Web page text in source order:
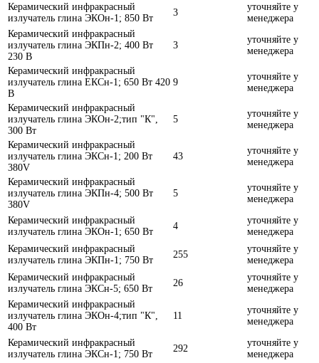
Керамический инфракрасный
излучатель глина ЭКОн-1; 850 Вт
3
уточняйте у
менеджера
Керамический инфракрасный
излучатель глина ЭКПн-2; 400 Вт
230 В
3
уточняйте у
менеджера
Керамический инфракрасный
излучатель глина ЕКСн-1; 650 Вт 420
В
9
уточняйте у
менеджера
Керамический инфракрасный
излучатель глина ЭКОн-2;тип "К",
300 Вт
5
уточняйте у
менеджера
Керамический инфракрасный
излучатель глина ЭКСн-1; 200 Вт
380V
43
уточняйте у
менеджера
Керамический инфракрасный
излучатель глина ЭКПн-4; 500 Вт
380V
5
уточняйте у
менеджера
Керамический инфракрасный
излучатель глина ЭКОн-1; 650 Вт
4
уточняйте у
менеджера
Керамический инфракрасный
излучатель глина ЭКПн-1; 750 Вт
255
уточняйте у
менеджера
Керамический инфракрасный
излучатель глина ЭКСн-5; 650 Вт
26
уточняйте у
менеджера
Керамический инфракрасный
излучатель глина ЭКОн-4;тип "К",
400 Вт
11
уточняйте у
менеджера
Керамический инфракрасный
излучатель глина ЭКСн-1; 750 Вт
292
уточняйте у
менеджера